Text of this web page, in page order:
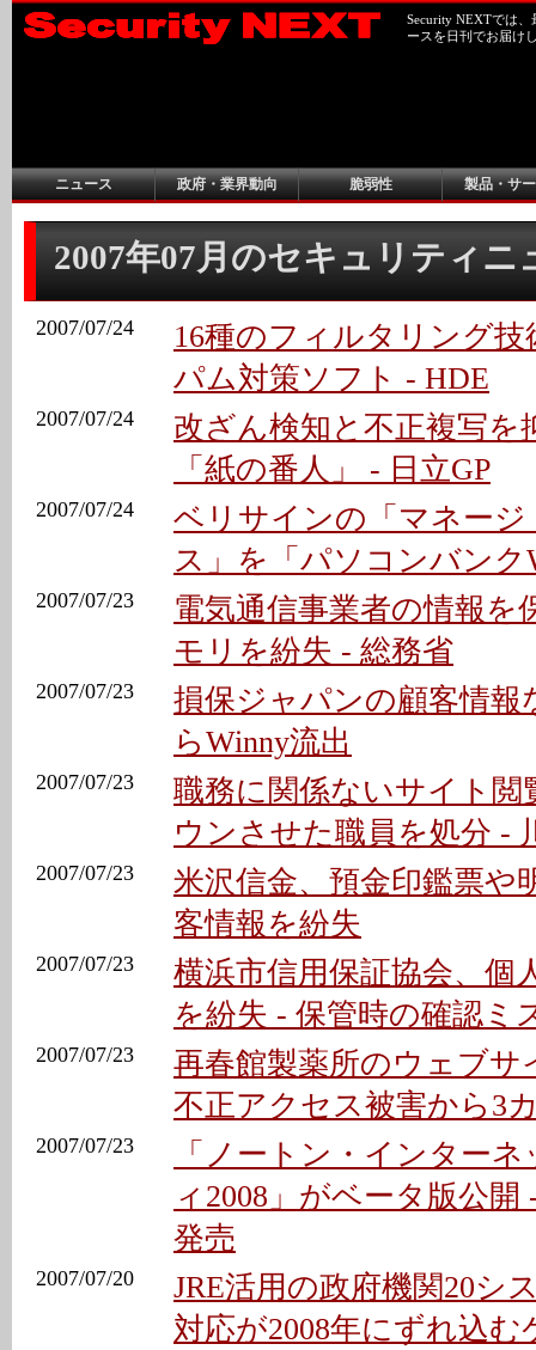
Security NEXTでは
ースを日刊でお届け
ニュース 政府・業界動向 脆弱性 製品・サ
2007年07月のセキュリティニ
2007/07/24
16種のフィルタリング
パム対策ソフト - HDE
2007/07/24
改ざん検知と不正複写を
「紙の番人」 - 日立GP
2007/07/24
ベリサインの「マネージ
ス」を「パソコンバンク
2007/07/23
電気通信事業者の情報を
モリを紛失 - 総務省
2007/07/23
損保ジャパンの顧客情報
らWinny流出
2007/07/23
職務に関係ないサイト閲
ウンさせた職員を処分 -
2007/07/23
米沢信金、預金印鑑票や
客情報を紛失
2007/07/23
横浜市信用保証協会、個
を紛失 - 保管時の確認ミ
2007/07/23
再春館製薬所のウェブサ
不正アクセス被害から3
2007/07/23
「ノートン・インター
ィ2008」がベータ版公開
発売
2007/07/20
JRE活用の政府機関20シ
対応が2008年にずれ込む